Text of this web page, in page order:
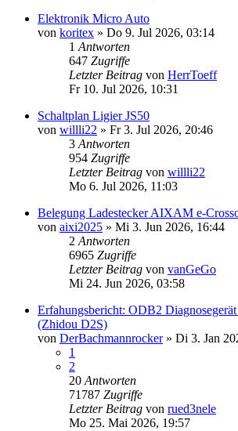
Elektronik Micro Auto
von koritex » Do 9. Jul 2026, 03:14
1Antworten
647 Zugriffe
Letzter Beitrag von HerrToeff
Fr 10. Jul 2026, 10:31
Schaltplan Ligier JS50
von willli22 » Fr 3. Jul 2026, 20:46
3Antworten
954 Zugriffe
Letzter Beitrag von willli22
Mo 6. Jul 2026, 11:03
Belegung Ladestecker AIXAM e-
von aixi2025 » Mi 3. Jun 2026, 16:44
2Antworten
6965 Zugriffe
Letzter Beitrag von vanGeGo
Mi 24. Jun 2026, 03:58
Erfahungsbericht: ODB2
(Zhidou D2S)
von DerBachmannrocker» Di 3. Jan
1
2
20Antworten
71787 Zugriffe
Letzter Beitrag von rued3nele
Mo 25. Mai 2026, 19:57